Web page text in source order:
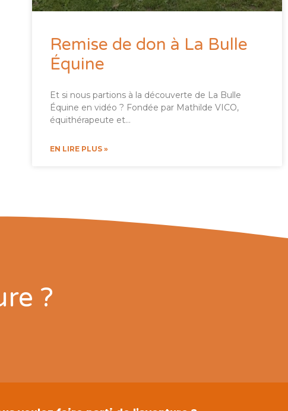
Remise de don à La Bulle
Équine
Et si nous partions à la découverte de La Bulle
Équine en vidéo ? Fondée par Mathilde VICO,
équithérapeute et…
EN LIRE PLUS »
?